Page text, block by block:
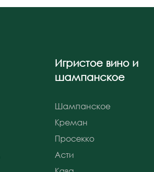
Игристое вино и
шампанское
Шампанское
Креман
Просекко
Асти